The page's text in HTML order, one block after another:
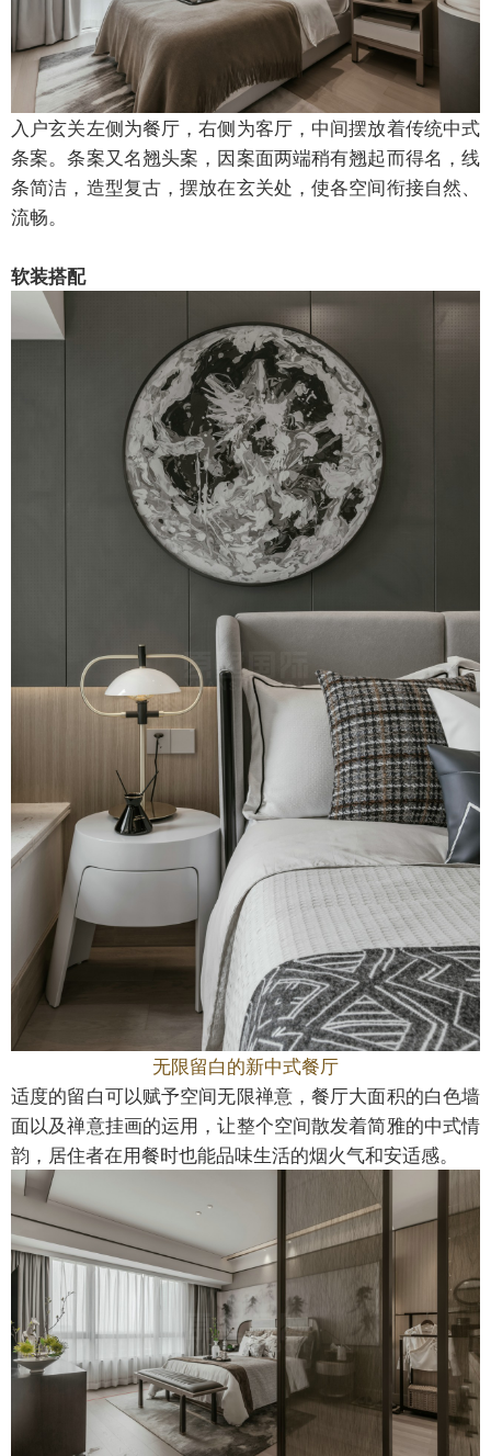
入户玄关左侧为餐厅，右侧为客厅，中间摆放着传统中式
条案。条案又名翘头案，因案面两端稍有翘起而得名，线
条简洁，造型复古，摆放在玄关处，使各空间衔接自然、
流畅。
软装搭配
无限留白的新中式餐厅
适度的留白可以赋予空间无限禅意，餐厅大面积的白色墙
面以及禅意挂画的运用，让整个空间散发着简雅的中式情
韵，居住者在用餐时也能品味生活的烟火气和安适感。